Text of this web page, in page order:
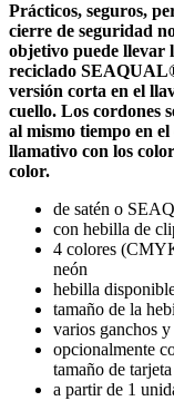
Prácticos, seguros,
cierre de seguridad
objetivo puede llevar
reciclado
versión corta en el
cuello. Los cordones
al mismo tiempo en
llamativo con los
color.
de satén o
con hebilla de
4 colores
neón
hebilla
tamaño de la
varios ganchos y
opcionalmente
tamaño de
a partir de 1